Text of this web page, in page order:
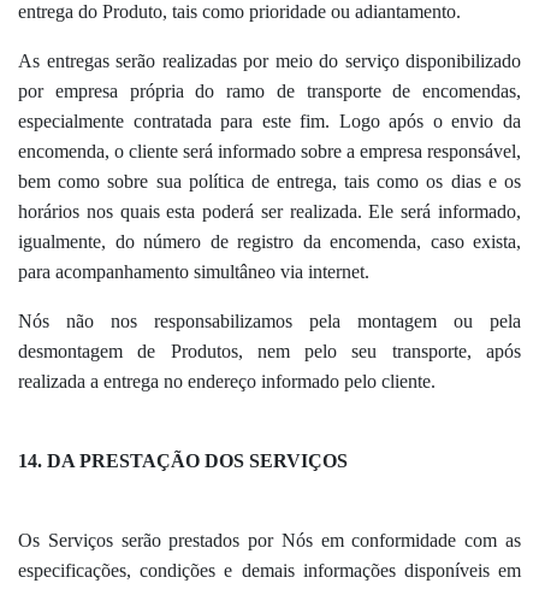
entrega do Produto, tais como prioridade ou adiantamento.
As entregas serão realizadas por meio do serviço disponibilizado
por empresa própria do ramo de transporte de encomendas,
especialmente contratada para este fim. Logo após o envio da
encomenda, o cliente será informado sobre a empresa responsável,
bem como sobre sua política de entrega, tais como os dias e os
horários nos quais esta poderá ser realizada. Ele será informado,
igualmente, do número de registro da encomenda, caso exista,
para acompanhamento simultâneo via internet.
Nós não nos responsabilizamos pela montagem ou pela
desmontagem de Produtos, nem pelo seu transporte, após
realizada a entrega no endereço informado pelo cliente.
14. DA PRESTAÇÃO DOS SERVIÇOS
Os Serviços serão prestados por Nós em conformidade com as
especificações, condições e demais informações disponíveis em